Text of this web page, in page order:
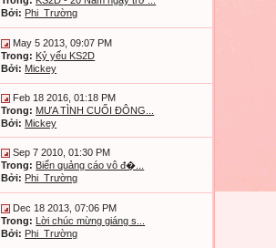
Bởi: Phi_Trường
May 5 2013, 09:07 PM
Trong: Kỷ yếu KS2D
Bởi: Mickey
Feb 18 2016, 01:18 PM
Trong: MƯA TÌNH CUỐI ĐÔNG...
Bởi: Mickey
Sep 7 2010, 01:30 PM
Trong: Biển quảng cáo vô đ�...
Bởi: Phi_Trường
Dec 18 2013, 07:06 PM
Trong: Lời chúc mừng giáng s...
Bởi: Phi_Trường